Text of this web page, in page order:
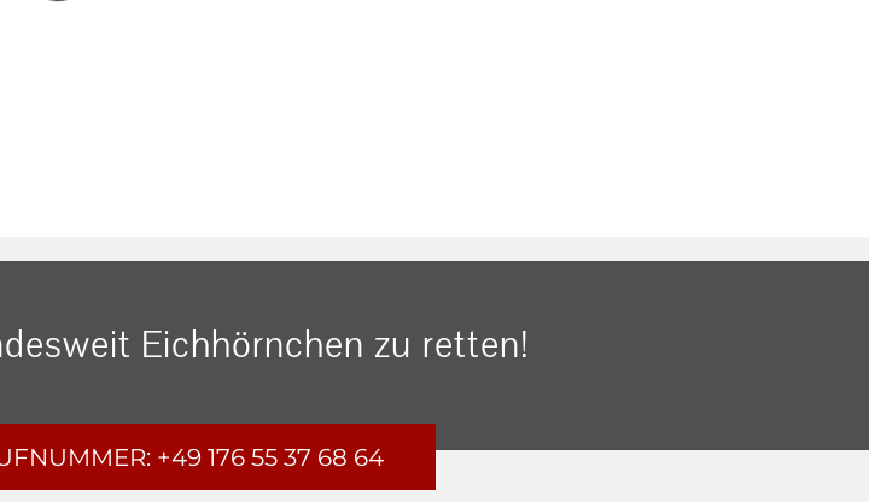
Eichhörnchen zu retten!
+49 176 55 37 68 64